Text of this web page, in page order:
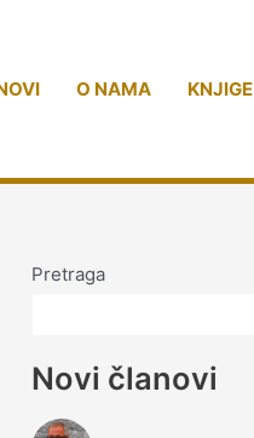
O NAMA KNJIGE
Pretraga
Novi članovi